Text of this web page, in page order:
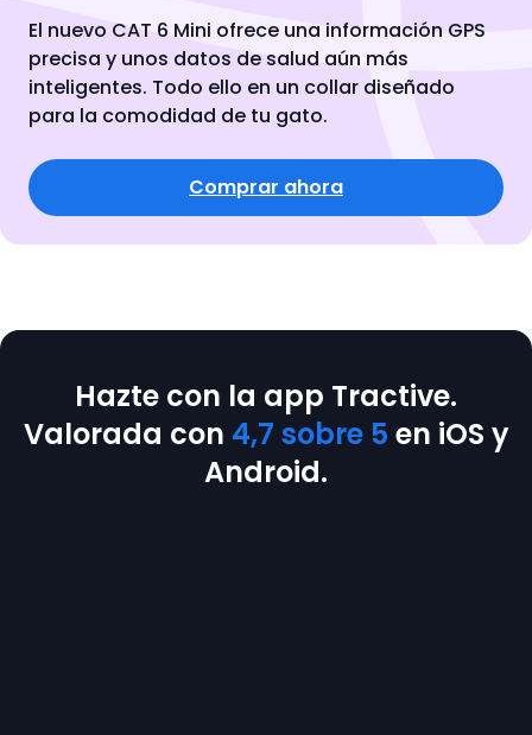
El nuevo CAT 6 Mini ofrece una información GPS
precisa y unos datos de salud aún más
inteligentes. Todo ello en un collar diseñado
para la comodidad de tu gato.
Comprar ahora
Hazte con la app Tractive.
Valorada con 4,7 sobre 5 en iOS y
Android.